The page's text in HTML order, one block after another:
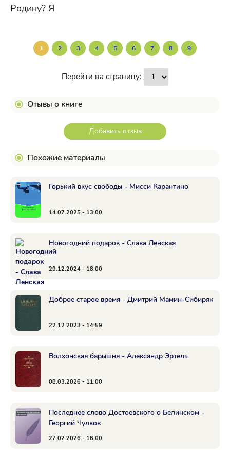
Родину? Я
1 2 3 4 5 6 7 8 9
Перейти на страницу:
Отывы о книге
Добавить отзыв
Похожие материалы
Горький вкус свободы - Мисси Карантино
14.07.2025 - 13:00
Новогодний подарок - Слава Ленская
29.12.2024 - 18:00
Доброе старое время - Дмитрий Мамин-Сибиряк
22.12.2023 - 14:59
Волхонская барышня - Александр Эртель
08.03.2026 - 11:00
Последнее слово Достоевского о Белинском -
Георгий Чулков
27.02.2026 - 16:00